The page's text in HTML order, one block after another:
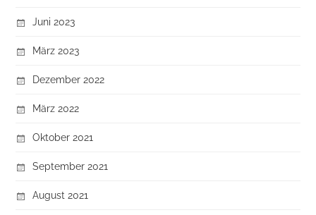
Juni 2023
März 2023
Dezember 2022
März 2022
Oktober 2021
September 2021
August 2021